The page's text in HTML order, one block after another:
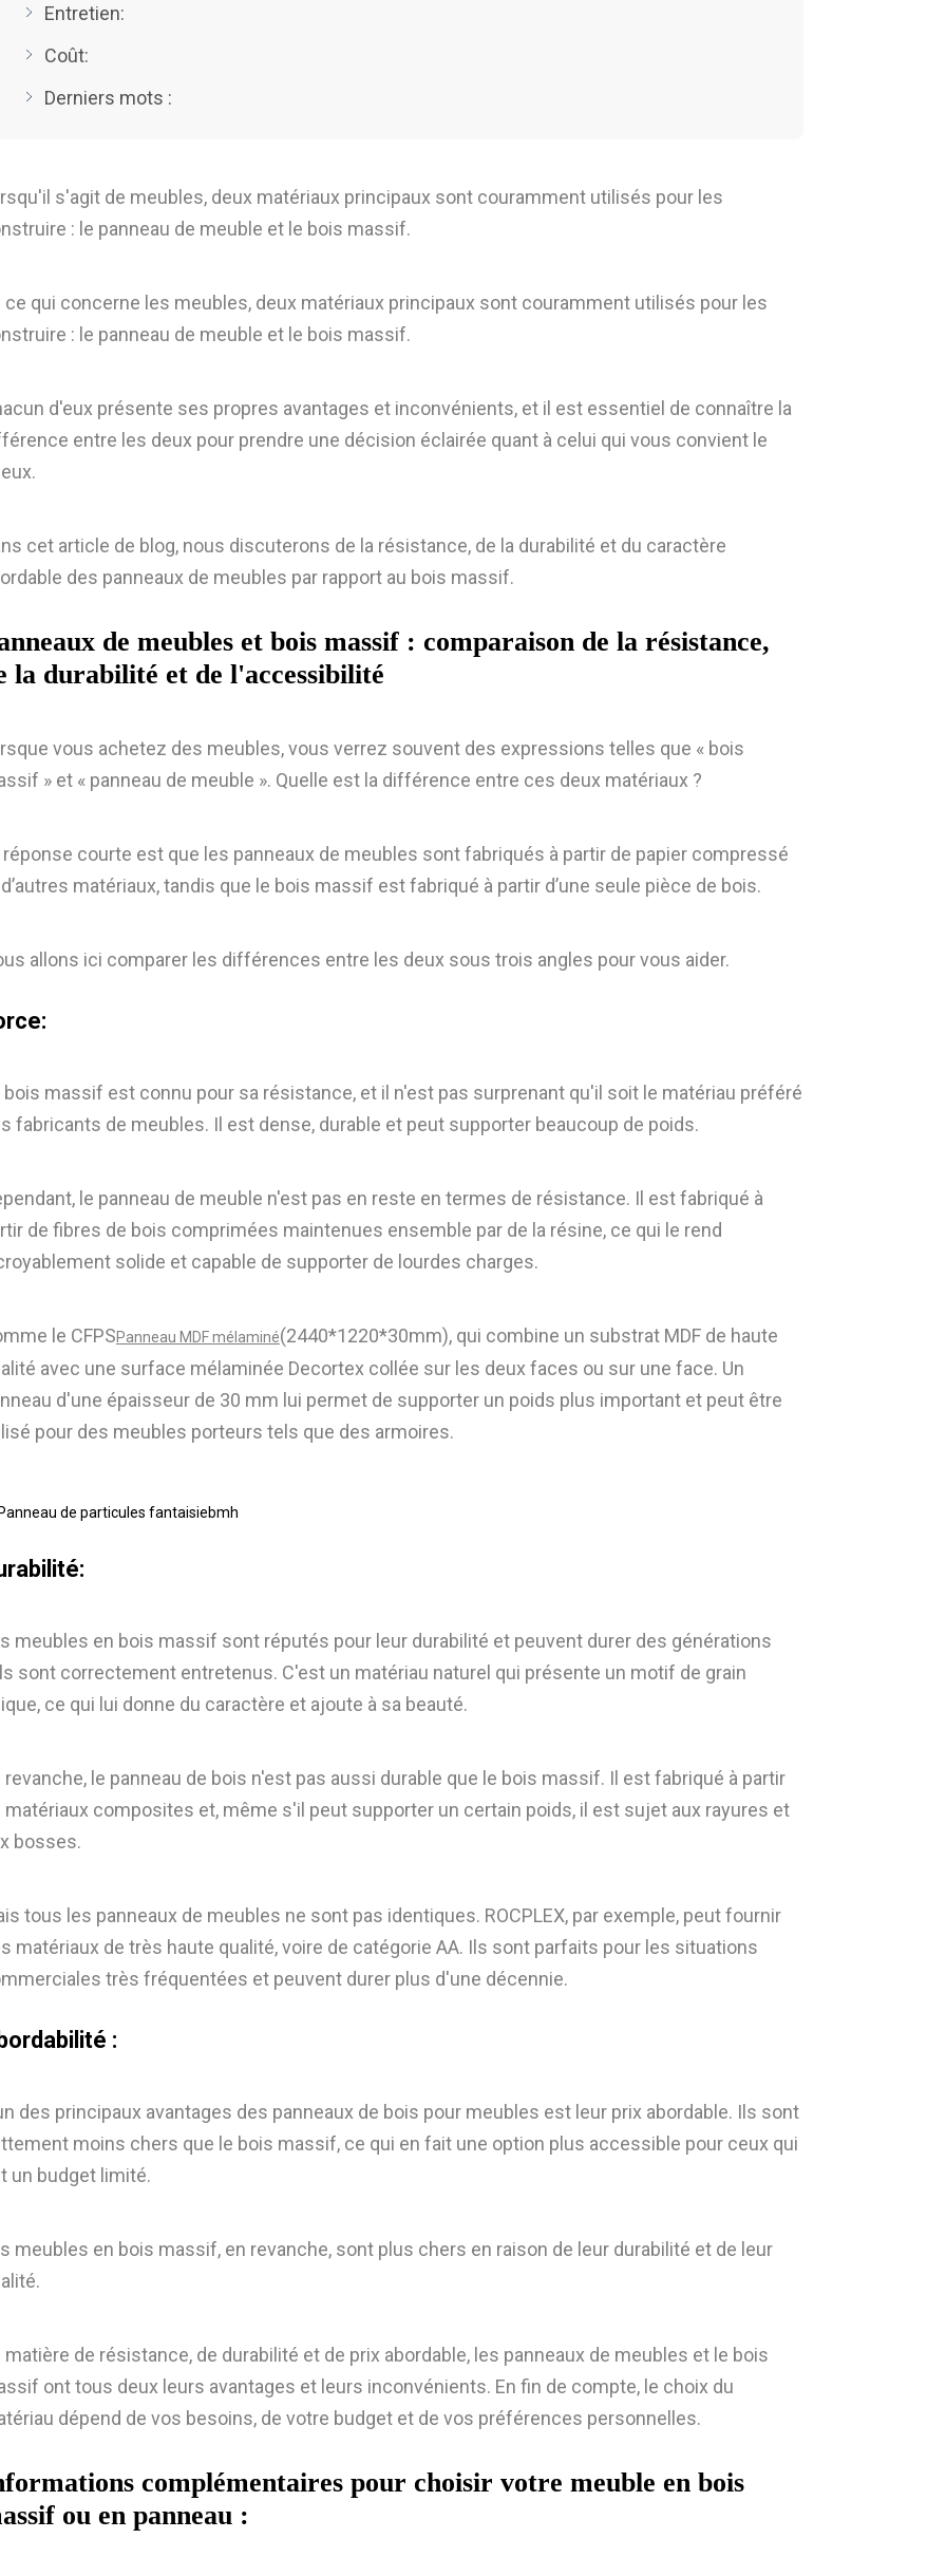
Entretien:
Coût:
Derniers mots :
s'agit de meubles, deux matériaux principaux sont couramment utilisés pour les
: le panneau de meuble et le bois massif.
ce qui concerne les meubles, deux matériaux principaux sont couramment utilisés pour les
: le panneau de meuble et le bois massif.
d'eux présente ses propres avantages et inconvénients, et il est essentiel de connaître la
entre les deux pour prendre une décision éclairée quant à celui qui vous convient le
cet article de blog, nous discuterons de la résistance, de la durabilité et du caractère
des panneaux de meubles par rapport au bois massif.
de meubles et bois massif : comparaison de la résistance,
la durabilité et de l'accessibilité
vous achetez des meubles, vous verrez souvent des expressions telles que « bois
» et « panneau de meuble ». Quelle est la différence entre ces deux matériaux ?
réponse courte est que les panneaux de meubles sont fabriqués à partir de papier compressé
matériaux, tandis que le bois massif est fabriqué à partir d’une seule pièce de bois.
allons ici comparer les différences entre les deux sous trois angles pour vous aider.
bois massif est connu pour sa résistance, et il n'est pas surprenant qu'il soit le matériau préféré
fabricants de meubles. Il est dense, durable et peut supporter beaucoup de poids.
le panneau de meuble n'est pas en reste en termes de résistance. Il est fabriqué à
de fibres de bois comprimées maintenues ensemble par de la résine, ce qui le rend
solide et capable de supporter de lourdes charges.
le CFPSPanneau MDF mélaminé(2440*1220*30mm), qui combine un substrat MDF de haute
avec une surface mélaminée Decortex collée sur les deux faces ou sur une face. Un
d'une épaisseur de 30 mm lui permet de supporter un poids plus important et peut être
pour des meubles porteurs tels que des armoires.
meubles en bois massif sont réputés pour leur durabilité et peuvent durer des générations
sont correctement entretenus. C'est un matériau naturel qui présente un motif de grain
ce qui lui donne du caractère et ajoute à sa beauté.
revanche, le panneau de bois n'est pas aussi durable que le bois massif. Il est fabriqué à partir
matériaux composites et, même s'il peut supporter un certain poids, il est sujet aux rayures et
bosses.
tous les panneaux de meubles ne sont pas identiques. ROCPLEX, par exemple, peut fournir
matériaux de très haute qualité, voire de catégorie AA. Ils sont parfaits pour les situations
très fréquentées et peuvent durer plus d'une décennie.
:
des principaux avantages des panneaux de bois pour meubles est leur prix abordable. Ils sont
moins chers que le bois massif, ce qui en fait une option plus accessible pour ceux qui
un budget limité.
meubles en bois massif, en revanche, sont plus chers en raison de leur durabilité et de leur
matière de résistance, de durabilité et de prix abordable, les panneaux de meubles et le bois
ont tous deux leurs avantages et leurs inconvénients. En fin de compte, le choix du
dépend de vos besoins, de votre budget et de vos préférences personnelles.
complémentaires pour choisir votre meuble en bois
ou en panneau :